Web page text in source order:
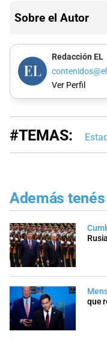
Sobre el Autor
Redacción EL
Ver Perfil
#TEMAS:
Además
que